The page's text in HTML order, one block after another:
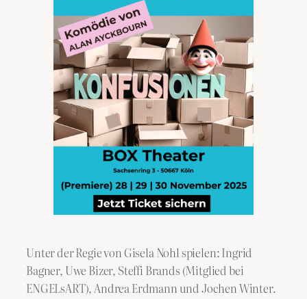
Unter der Regie von Gisela Nohl spielen: Ingrid
Bagner, Uwe Bizer, Steffi Brands (Mitglied bei
ENGELsART), Andrea Erdmann und Jochen Winter.